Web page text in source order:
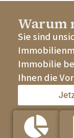
Warum
Sie sind
Immobilie
Ihnen die